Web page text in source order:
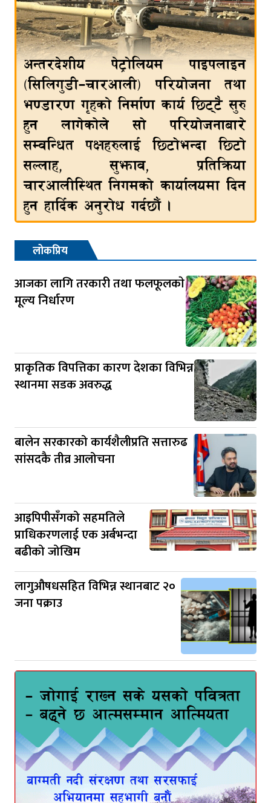
लोकप्रिय
आजका लागि तरकारी तथा फलफूलकाे
मूल्य निर्धारण
प्राकृतिक विपत्तिका कारण देशका विभिन्न
स्थानमा सडक अवरुद्ध
बालेन सरकारको कार्यशैलीप्रति सत्तारुढ
सांसदकै तीव्र आलोचना
आइपिपीसँगको सहमतिले
प्राधिकरणलाई एक अर्बभन्दा
बढीको जोखिम
लागुऔषधसहित विभिन्न स्थानबाट २०
जना पक्राउ